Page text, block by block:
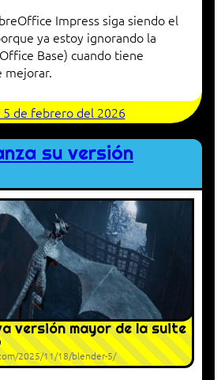
Impress siga siendo el
ya estoy ignorando la
Base) cuando tiene
mejorar.
5 de febrero del 2026
su versión
versión mayor de la suite
2025/11/18/blender-5/